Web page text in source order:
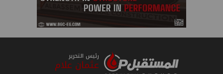
رئيس التحرير
عثمان علام